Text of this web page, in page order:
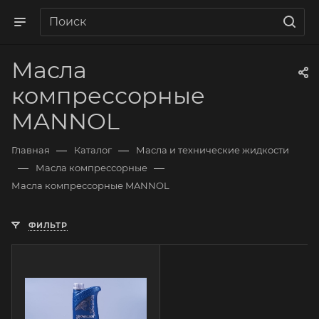
Масла
компрессорные
MANNOL
Главная — Каталог — Масла и технические жидкости
— Масла компрессорные —
Масла компрессорные MANNOL
ФИЛЬТР